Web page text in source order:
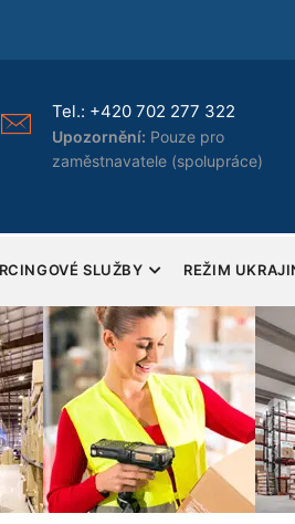
Osvědčení a
ISO 9000, HASP, TUV
SLUŽBY REŽIM